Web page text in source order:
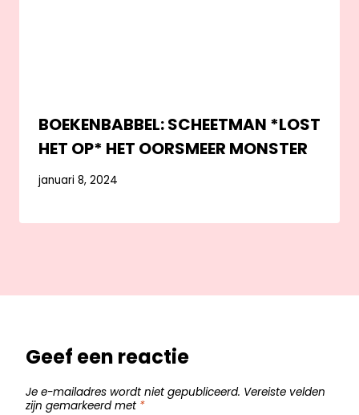
BOEKENBABBEL: SCHEETMAN *LOST
HET OP* HET OORSMEER MONSTER
januari 8, 2024
Geef een reactie
Je e-mailadres wordt niet gepubliceerd. Vereiste velden
zijn gemarkeerd met *